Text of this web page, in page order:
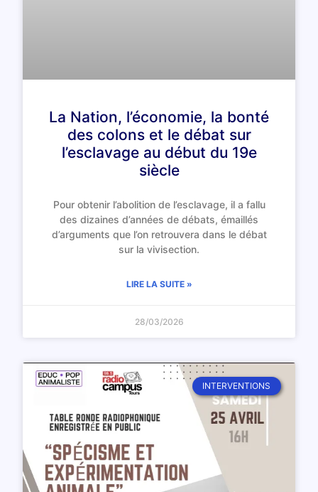
La Nation, l’économie, la bonté
des colons et le débat sur
l’esclavage au début du 19e
siècle
Pour obtenir l’abolition de l’esclavage, il a fallu
des dizaines d’années de débats, émaillés
d’arguments que l’on retrouvera dans le débat
sur la vivisection.
LIRE LA SUITE »
28/03/2026
INTERVENTIONS